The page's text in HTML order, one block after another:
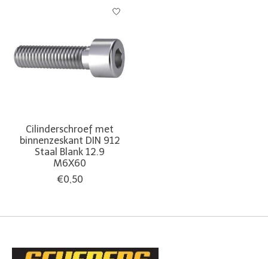
Cilinderschroef met
binnenzeskant DIN 912
Staal Blank 12.9
M6X60
€0,50